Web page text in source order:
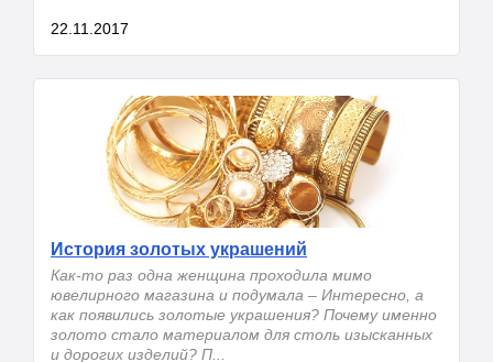
22.11.2017
История золотых украшений
Как-то раз одна женщина проходила мимо
ювелирного магазина и подумала – Интересно, а
как появились золотые украшения? Почему именно
золото стало материалом для столь изысканных
и дорогих изделий? П...